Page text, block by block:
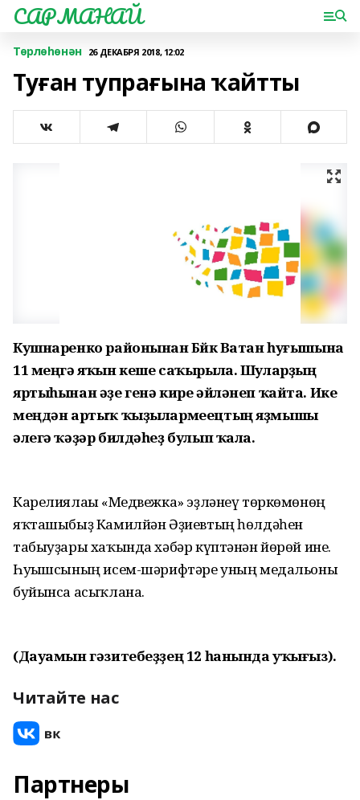
САРМАНАЙ
Төрлөһөнән 26 ДЕКАБРЯ 2018, 12:02
Туған тупрағына ҡайтты
Кушнаренко районынанБөйөк Ватан һуғышына
11 меңгә яҡын кешесаҡырыла. Шуларҙың
яртыһынан әҙе генәкире әйләнеп ҡайта. Ике
меңдән артыҡҡыҙылармеецтыңяҙмышы
әлегә ҡәҙәрбилдәһеҙ булып ҡала.
Карелиялағы «Медвежка» эҙләнеү төркөмөнөң
яҡташыбыҙ Камилйән Әҙиевтың һөлдәһен
табыуҙары хаҡында хәбәр күптәнән йөрөй ине.
Һуғышсының исем-шәрифтәре уның медальоны
буйынса асыҡлана.
(Дауамын гәзитебеҙҙең 12 һанында уҡығыз).
Читайте нас
Партнеры